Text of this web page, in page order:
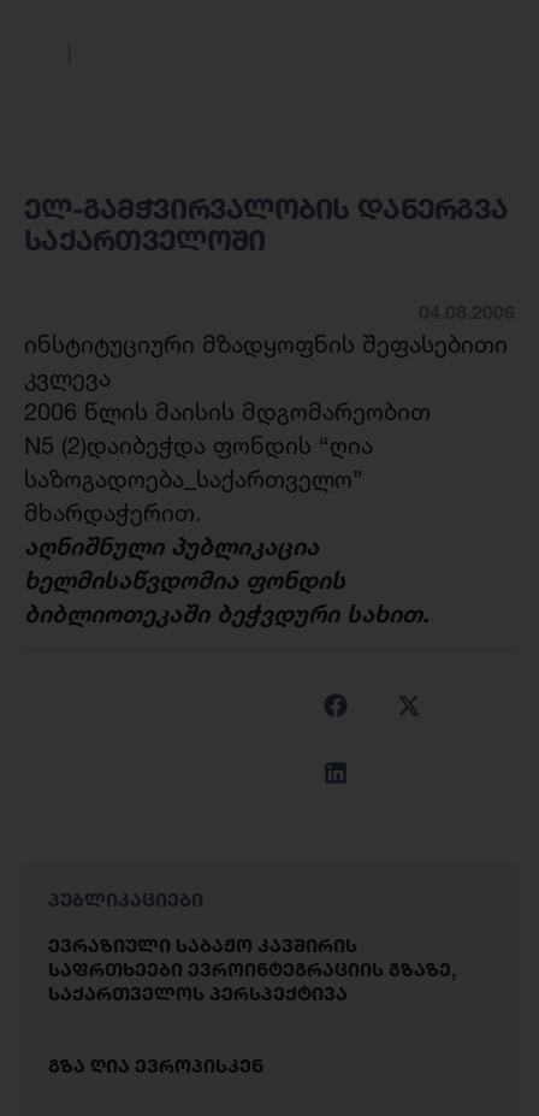
ელ-გამჭვირვალობის დანერგვა
საქართველოში
ინსტიტუციური მზადყოფნის შეფასებითი
კვლევა
2006 წლის მაისის მდგომარეობით
N5 (2)დაიბეჭდა ფონდის “ღია
საზოგადოება_საქართველო”
მხარდაჭერით.
აღნიშნული პუბლიკაცია
ხელმისაწვდომია ფონდის
ბიბლიოთეკაში ბეჭვდური სახით.
პუბლიკაციები
ევრაზიული საბაჟო კავშირის
საფრთხეები ევროინტეგრაციის გზაზე,
საქართველოს პერსპექტივა
გზა ღია ევროპისკენ